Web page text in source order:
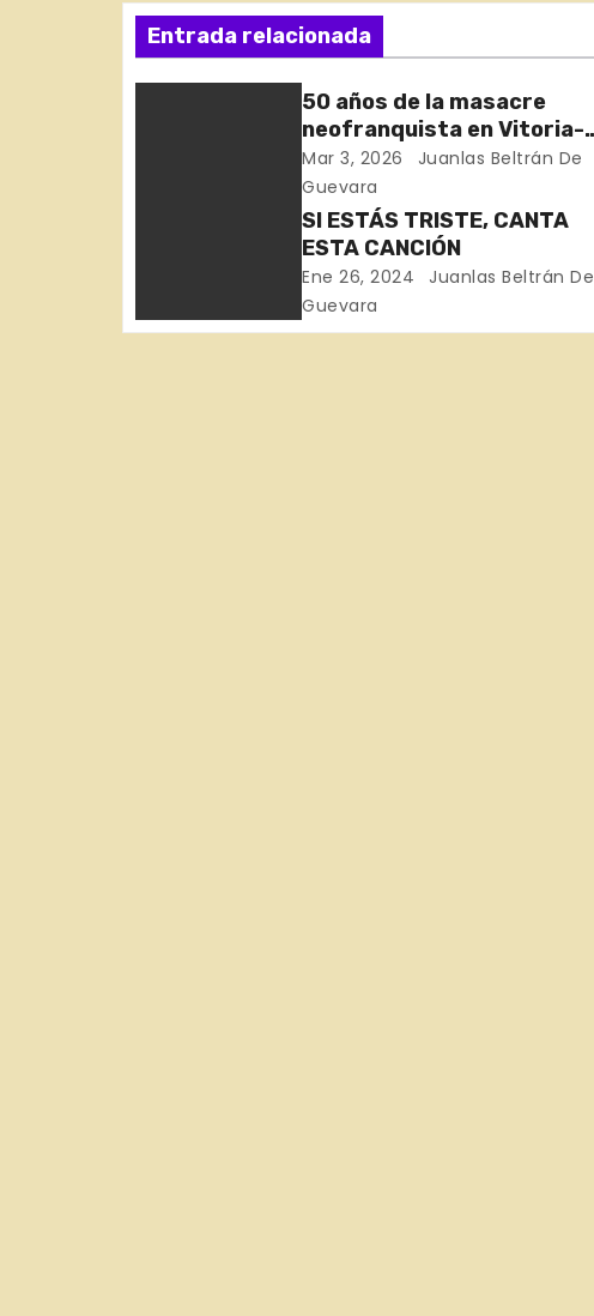
vEntrada relacionada
50 años de la masacre
neofranquista en Vitoria-
Gasteiz
Mar 3, 2026
Juanlas Beltrán De
Guevara
SI ESTÁS TRISTE, CANTA
ESTA CANCIÓN
Ene 26, 2024
Juanlas Beltrán De
Guevara